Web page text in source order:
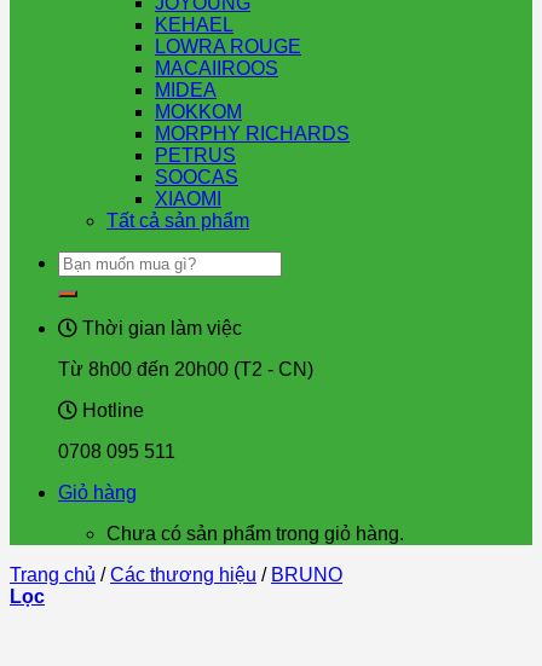
KEHAEL
LOWRA ROUGE
MACAIIROOS
MIDEA
MOKKOM
MORPHY RICHARDS
PETRUS
SOOCAS
XIAOMI
Tất cả sản phẩm
Tìm
kiếm:
Thời gian làm việc
Từ 8h00 đến 20h00 (T2 - CN)
Hotline
0708 095 511
Giỏ hàng
Chưa có sản phẩm trong giỏ hàng.
Trang chủ / Các thương hiệu / BRUNO
Lọc